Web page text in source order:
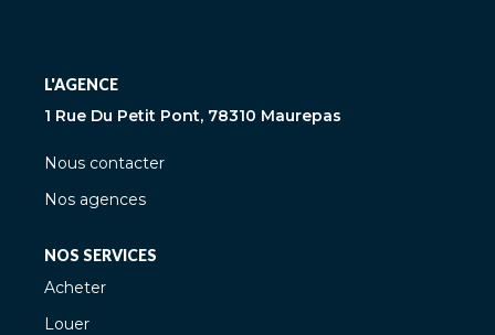
L'AGENCE
1 Rue Du Petit Pont, 78310 Maurepas
Nous contacter
Nos agences
NOS SERVICES
Acheter
Louer